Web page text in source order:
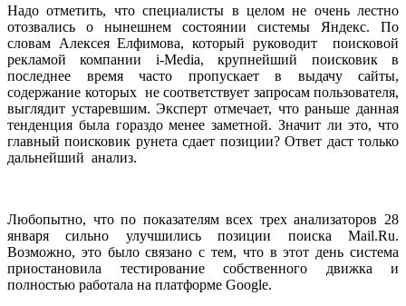
Надо отметить, что специалисты в целом не очень лестно
отозвались о нынешнем состоянии системы Яндекс. По
словам Алексея Елфимова, который руководит
поисковой
рекламой компании i-Media, крупнейший поисковик в
последнее время часто пропускает в выдачу сайты,
содержание которых не соответствует запросам пользователя,
выглядит устаревшим. Эксперт отмечает, что раньше данная
тенденция была гораздо менее заметной. Значит ли это, что
главный поисковик рунета сдает позиции? Ответ даст только
дальнейший анализ.
Любопытно, что по показателям всех трех анализаторов 28
января сильно улучшились позиции поиска Mail.Ru.
Возможно, это было связано с тем, что в этот день система
приостановила тестирование собственного движка и
полностью работала на платформе Google.